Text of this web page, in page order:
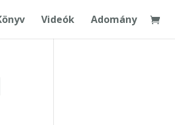
Videók Adomány